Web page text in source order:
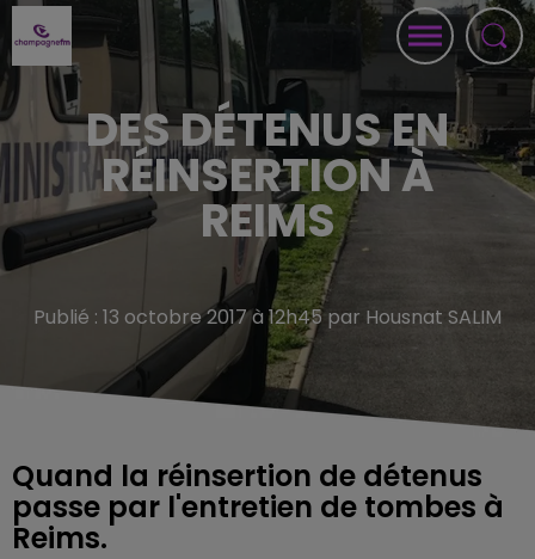
DES DÉTENUS EN
RÉINSERTION À
REIMS
Publié : 13 octobre 2017 à 12h45 par Housnat SALIM
Quand la réinsertion de détenus
passe par l'entretien de tombes à
Reims.